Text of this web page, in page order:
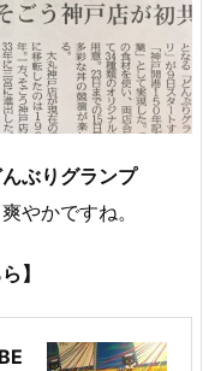
んぶりグランプ
やかですね。
】